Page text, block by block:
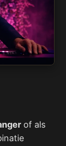
of als